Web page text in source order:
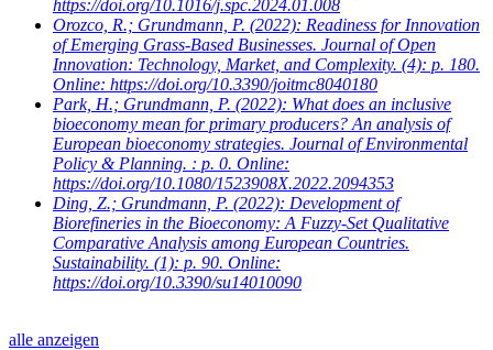
https://doi.org/10.1016/j.spc.2024.01.008
Orozco, R.; Grundmann, P. (2022): Readiness for Innovation
of Emerging Grass-Based Businesses. Journal of Open
Innovation: Technology, Market, and Complexity. (4): p. 180.
Online: https://doi.org/10.3390/joitmc8040180
Park, H.; Grundmann, P. (2022): What does an inclusive
bioeconomy mean for primary producers? An analysis of
European bioeconomy strategies. Journal of Environmental
Policy & Planning. : p. 0. Online:
https://doi.org/10.1080/1523908X.2022.2094353
Ding, Z.; Grundmann, P. (2022): Development of
Biorefineries in the Bioeconomy: A Fuzzy-Set Qualitative
Comparative Analysis among European Countries.
Sustainability. (1): p. 90. Online:
https://doi.org/10.3390/su14010090
alle anzeigen